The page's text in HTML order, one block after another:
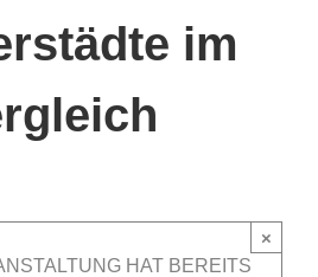
im
HAT BEREITS
×